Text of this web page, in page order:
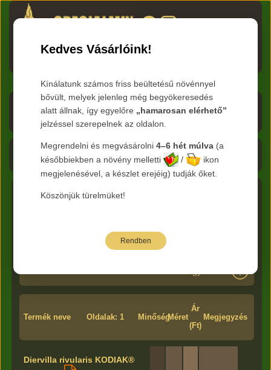
Kedves Vásárlóink!
Kínálatunk számos friss beültetésű növénnyel
bővült, melyek jelenleg még begyökeresedés
alatt állnak, így egyelőre „hamarosan elérhető”
jelzéssel szerepelnek az oldalon.
Megrendelni és megvásárolni4–6 hét múlva (a
későbbiekben a növény melletti
/
ikon
megjelenésével, a készlet erejéig) tudják őket.
Köszönjük türelmüket!
Rendben
Árlista letöltése
Frissítve:
Kosár - 0 Ft
Főkategória: CserjékNemzetség :
Termék neve Oldalak: 1 MinőségMéret
Ár
(Ft)
Megjegyzés
Diervilla rivularis KODIAK®